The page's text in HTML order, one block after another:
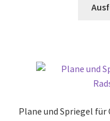
Plane und Spriegel für